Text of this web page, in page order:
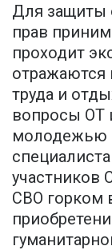
Для защиты
прав
проходит
отражаются
труда и
вопросы ОТ
молодежью
участников
СВО горком